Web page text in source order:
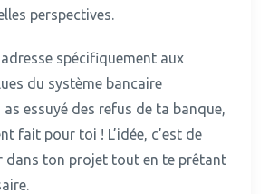
perspectives.
spécifiquement aux
du système bancaire
as essuyé des refus de ta banque,
fait pour toi ! L’idée, c’est de
dans ton projet tout en te prêtant